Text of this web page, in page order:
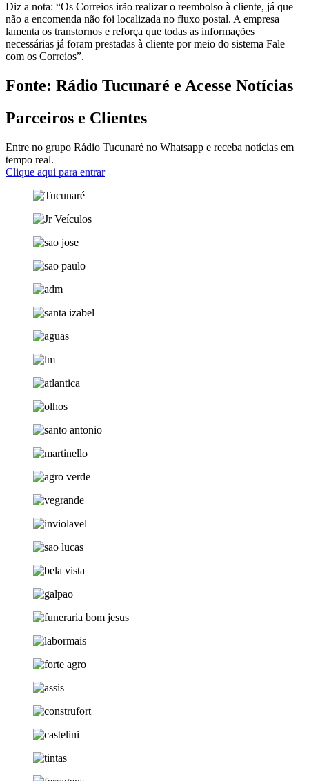
Diz a nota: “Os Correios irão realizar o reembolso à cliente, já que
não a encomenda não foi localizada no fluxo postal. A empresa
lamenta os transtornos e reforça que todas as informações
necessárias já foram prestadas à cliente por meio do sistema Fale
com os Correios”.
Fonte: Rádio Tucunaré e Acesse Notícias
Parceiros e Clientes
Entre no grupo Rádio Tucunaré no Whatsapp e receba notícias em
tempo real.
Clique aqui para entrar